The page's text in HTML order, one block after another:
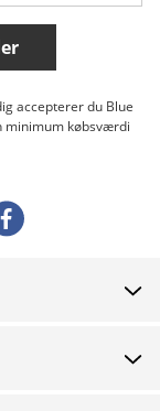
accepterer du Blue
minimum købsværdi